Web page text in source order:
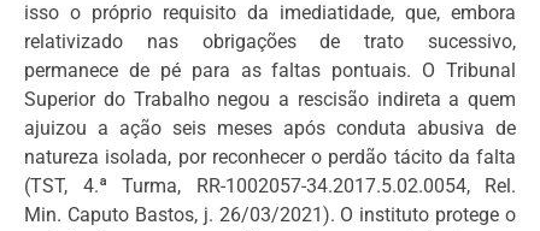
isso o próprio requisito da imediatidade, que, embora
relativizado nas obrigações de trato sucessivo,
permanece de pé para as faltas pontuais. O Tribunal
Superior do Trabalho negou a rescisão indireta a quem
ajuizou a ação seis meses após conduta abusiva de
natureza isolada, por reconhecer o perdão tácito da falta
(TST, 4.ª Turma, RR-1002057-34.2017.5.02.0054, Rel.
Min. Caputo Bastos, j. 26/03/2021). O instituto protege o